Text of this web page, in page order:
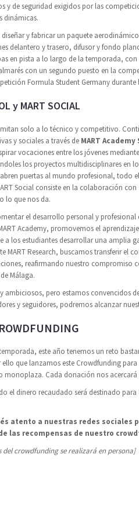
y de seguridad exigidos por las
dinámicas.
y fabricar un paquete
delantero y trasero, difusor y fondo
en pista a lo largo de la temporada,
con un segundo puesto en la
Formula Student Germany durante
y MART SOCIAL
solo a lo técnico y competitivo.
y sociales a través de MART Academy
vocaciones entre los jóvenes
los proyectos multidisciplinares en
puertas al mundo profesional, todo
Social consiste en la colaboración
lo que nos da.
el desarrollo personal y
Academy, promovemos el
a los estudiantes desarrollar una amplia
MART Research, buscamos transferir el
reafirmando nuestro compromiso
Málaga.
ambiciosos, pero estamos convencidos
y seguidores, podremos alcanzar
este año tenemos un reto
que lanzamos este Crowdfunding
monoplaza. Cada donación nos
el dinero recaudado será destinado para
atento a nuestras redes sociales
las recompensas de nuestro
del crowdfunding se realizará en persona]